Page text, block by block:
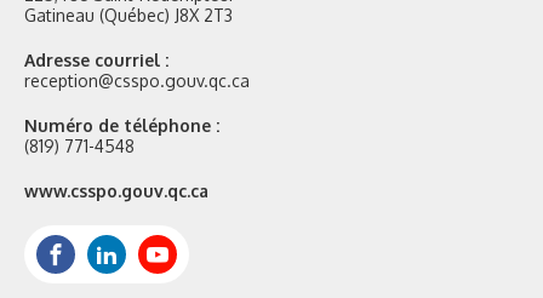
Gatineau (Québec) J8X 2T3
Adresse courriel :
reception@csspo.gouv.qc.ca
Numéro de téléphone :
(819) 771-4548
Site
www.csspo.gouv.qc.ca
FacebookLinkedInYoutube